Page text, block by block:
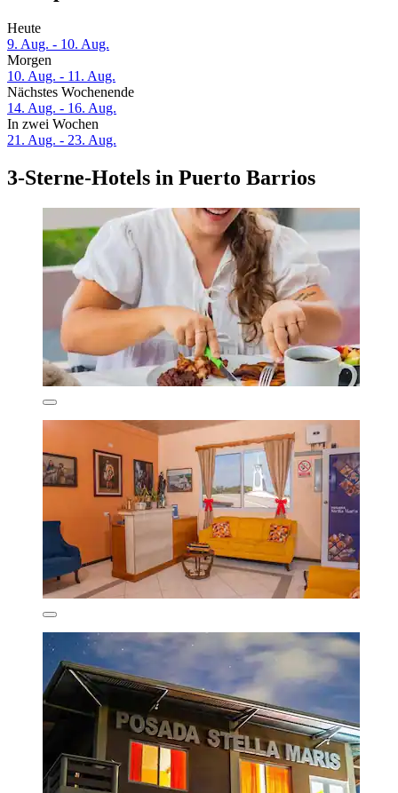
Heute
9. Aug. - 10. Aug.
Morgen
10. Aug. - 11. Aug.
Nächstes Wochenende
14. Aug. - 16. Aug.
In zwei Wochen
21. Aug. - 23. Aug.
3-Sterne-Hotels in Puerto Barrios